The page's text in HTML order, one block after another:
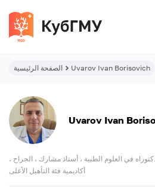
الصفحة الرئيسية Uvarov Ivan Borisovich
Uvarov Ivan
قسم الجراحة رقم 2 ، دكتوراه في العلوم الطبية ، أستاذ مشارك ، الجراح ،
أكاديمية فئة التأهيل الأعلى